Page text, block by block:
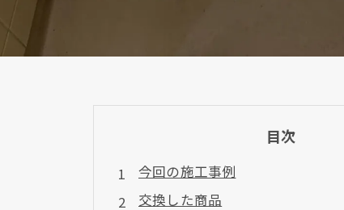
目次
今回の施工事例
交換した商品